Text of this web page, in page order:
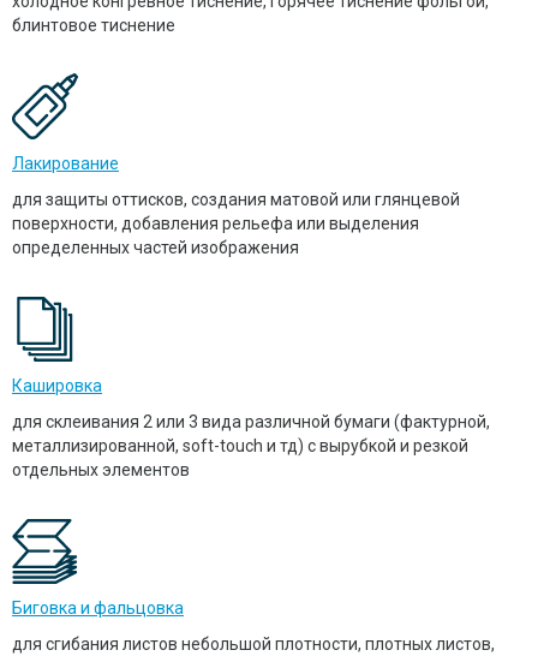
блинтовое тиснение
Лакирование
для защиты оттисков, создания матовой или глянцевой
поверхности, добавления рельефа или выделения
определенных частей изображения
Кашировка
для склеивания 2 или 3 вида различной бумаги (фактурной,
металлизированной, soft-touch и тд) с вырубкой и резкой
отдельных элементов
Биговка и фальцовка
для сгибания листов небольшой плотности, плотных листов,